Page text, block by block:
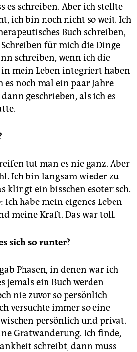
es schreiben. Aber ich stellte
ich bin noch nicht so weit. Ich
Buch schreiben,
für mich die Dinge
schreiben, wenn ich die
in mein Leben integriert haben
es noch mal ein paar Jahre
geschrieben, als ich es
tut man es nie ganz. Aber
Ich bin langsam wieder zu
klingt ein bisschen esoterisch.
Ich habe mein eigenes Leben
meine Kraft. Das war toll.
sich so runter?
Phasen, in denen war ich
jemals ein Buch werden
nie zuvor so persönlich
versuchte immer so eine
persönlich und privat.
Gratwanderung. Ich finde,
schreibt, dann muss